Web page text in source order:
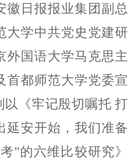
徽日报报业集团副总
大学中共党史党建研
外国语大学马克思主
首都师范大学党委宣
《牢记殷切嘱托 打
延安开始，我们准备
”的六维比较研究》